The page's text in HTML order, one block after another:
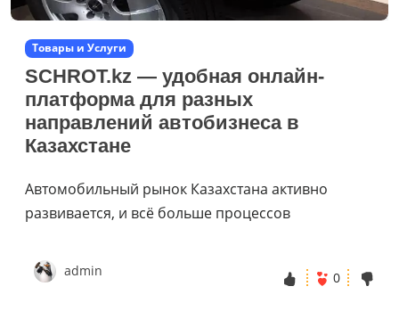
Товары и Услуги
SCHROT.kz — удобная онлайн-
платформа для разных
направлений автобизнеса в
Казахстане
Автомобильный рынок Казахстана активно
развивается, и всё больше процессов
admin 0